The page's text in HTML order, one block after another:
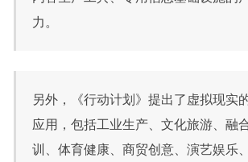
力。
另外，《行动计划》提出了虚拟现实
应用，包括工业生产、文化旅游、融
训、体育健康、商贸创意、演艺娱乐